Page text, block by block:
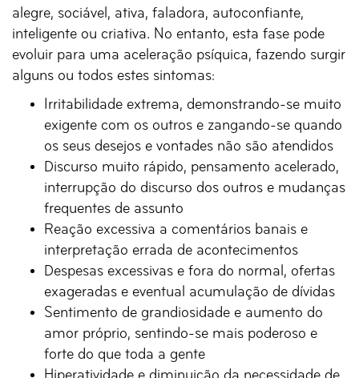
alegre, sociável, ativa, faladora, autoconfiante,
inteligente ou criativa. No entanto, esta fase pode
evoluir para uma aceleração psíquica, fazendo surgir
alguns ou todos estes sintomas:
Irritabilidade extrema, demonstrando-se muito
exigente com os outros e zangando-se quando
os seus desejos e vontades não são atendidos
Discurso muito rápido, pensamento acelerado,
interrupção do discurso dos outros e mudanças
frequentes de assunto
Reação excessiva a comentários banais e
interpretação errada de acontecimentos
Despesas excessivas e fora do normal, ofertas
exageradas e eventual acumulação de dívidas
Sentimento de grandiosidade e aumento do
amor próprio, sentindo-se mais poderoso e
forte do que toda a gente